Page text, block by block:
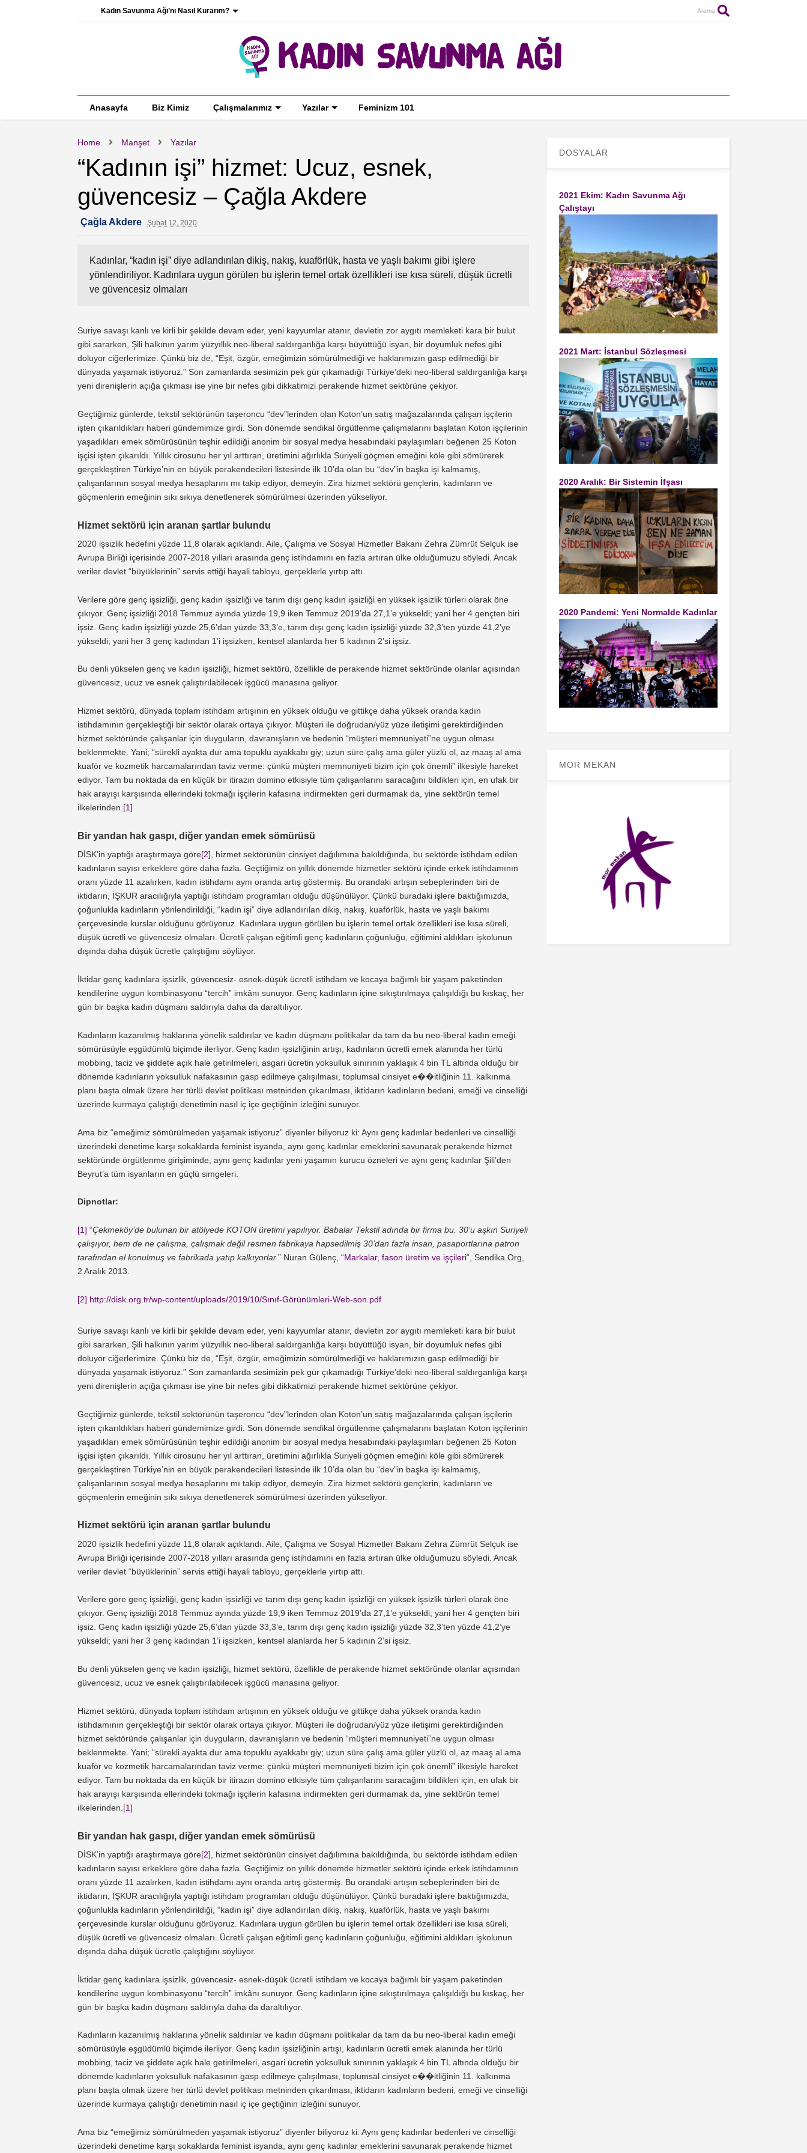
Kadın Savunma Ağı’nı Nasıl Kurarım? Arama
Anasayfa Biz Kimiz Çalışmalarımız Yazılar Feminizm 101
Home Manşet Yazılar
“Kadının işi” hizmet: Ucuz, esnek,
güvencesiz – Çağla Akdere
Çağla Akdere Şubat 12, 2020
Kadınlar, “kadın işi” diye adlandırılan dikiş, nakış, kuaförlük, hasta ve yaşlı bakımı gibi işlere
yönlendiriliyor. Kadınlara uygun görülen bu işlerin temel ortak özellikleri ise kısa süreli, düşük ücretli
ve güvencesiz olmaları
Suriye savaşı kanlı ve kirli bir şekilde devam eder, yeni kayyumlar atanır, devletin zor aygıtı memleketi kara bir bulut
gibi sararken, Şili halkının yarım yüzyıllık neo-liberal saldırganlığa karşı büyüttüğü isyan, bir doyumluk nefes gibi
doluyor ciğerlerimize. Çünkü biz de, “Eşit, özgür, emeğimizin sömürülmediği ve haklarımızın gasp edilmediği bir
dünyada yaşamak istiyoruz.” Son zamanlarda sesimizin pek gür çıkamadığı Türkiye’deki neo-liberal saldırganlığa karşı
yeni direnişlerin açığa çıkması ise yine bir nefes gibi dikkatimizi perakende hizmet sektörüne çekiyor.
Geçtiğimiz günlerde, tekstil sektörünün taşeroncu “dev”lerinden olan Koton’un satış mağazalarında çalışan işçilerin
işten çıkarıldıkları haberi gündemimize girdi. Son dönemde sendikal örgütlenme çalışmalarını başlatan Koton işçilerinin
yaşadıkları emek sömürüsünün teşhir edildiği anonim bir sosyal medya hesabındaki paylaşımları beğenen 25 Koton
işçisi işten çıkarıldı. Yıllık cirosunu her yıl arttıran, üretimini ağırlıkla Suriyeli göçmen emeğini köle gibi sömürerek
gerçekleştiren Türkiye’nin en büyük perakendecileri listesinde ilk 10’da olan bu “dev”in başka işi kalmamış,
çalışanlarının sosyal medya hesaplarını mı takip ediyor, demeyin. Zira hizmet sektörü gençlerin, kadınların ve
göçmenlerin emeğinin sıkı sıkıya denetlenerek sömürülmesi üzerinden yükseliyor.
Hizmet sektörü için aranan şartlar bulundu
2020 işsizlik hedefini yüzde 11,8 olarak açıklandı. Aile, Çalışma ve Sosyal Hizmetler Bakanı Zehra Zümrüt Selçuk ise
Avrupa Birliği içerisinde 2007-2018 yılları arasında genç istihdamını en fazla artıran ülke olduğumuzu söyledi. Ancak
veriler devlet “büyüklerinin” servis ettiği hayali tabloyu, gerçeklerle yırtıp attı.
Verilere göre genç işsizliği, genç kadın işsizliği ve tarım dışı genç kadın işsizliği en yüksek işsizlik türleri olarak öne
çıkıyor. Genç işsizliği 2018 Temmuz ayında yüzde 19,9 iken Temmuz 2019’da 27,1’e yükseldi; yani her 4 gençten biri
işsiz. Genç kadın işsizliği yüzde 25,6’dan yüzde 33,3’e, tarım dışı genç kadın işsizliği yüzde 32,3’ten yüzde 41,2’ye
yükseldi; yani her 3 genç kadından 1’i işsizken, kentsel alanlarda her 5 kadının 2’si işsiz.
Bu denli yükselen genç ve kadın işsizliği, hizmet sektörü, özellikle de perakende hizmet sektöründe olanlar açısından
güvencesiz, ucuz ve esnek çalıştırılabilecek işgücü manasına geliyor.
Hizmet sektörü, dünyada toplam istihdam artışının en yüksek olduğu ve gittikçe daha yüksek oranda kadın
istihdamının gerçekleştiği bir sektör olarak ortaya çıkıyor. Müşteri ile doğrudan/yüz yüze iletişimi gerektirdiğinden
hizmet sektöründe çalışanlar için duyguların, davranışların ve bedenin “müşteri memnuniyeti”ne uygun olması
beklenmekte. Yani; “sürekli ayakta dur ama topuklu ayakkabı giy; uzun süre çalış ama güler yüzlü ol, az maaş al ama
kuaför ve kozmetik harcamalarından taviz verme: çünkü müşteri memnuniyeti bizim için çok önemli” ilkesiyle hareket
ediyor. Tam bu noktada da en küçük bir itirazın domino etkisiyle tüm çalışanlarını saracağını bildikleri için, en ufak bir
hak arayışı karşısında ellerindeki tokmağı işçilerin kafasına indirmekten geri durmamak da, yine sektörün temel
ilkelerinden. [1]
Bir yandan hak gaspı, diğer yandan emek sömürüsü
DİSK’in yaptığı araştırmaya göre[2] , hizmet sektörünün cinsiyet dağılımına bakıldığında, bu sektörde istihdam edilen
kadınların sayısı erkeklere göre daha fazla. Geçtiğimiz on yıllık dönemde hizmetler sektörü içinde erkek istihdamının
oranı yüzde 11 azalırken, kadın istihdamı aynı oranda artış göstermiş. Bu orandaki artışın sebeplerinden biri de
iktidarın, İŞKUR aracılığıyla yaptığı istihdam programları olduğu düşünülüyor. Çünkü buradaki işlere baktığımızda,
çoğunlukla kadınların yönlendirildiği, “kadın işi” diye adlandırılan dikiş, nakış, kuaförlük, hasta ve yaşlı bakımı
çerçevesinde kurslar olduğunu görüyoruz. Kadınlara uygun görülen bu işlerin temel ortak özellikleri ise kısa süreli,
düşük ücretli ve güvencesiz olmaları. Ücretli çalışan eğitimli genç kadınların çoğunluğu, eğitimini aldıkları işkolunun
dışında daha düşük ücretle çalıştığını söylüyor.
İktidar genç kadınlara işsizlik, güvencesiz- esnek-düşük ücretli istihdam ve kocaya bağımlı bir yaşam paketinden
kendilerine uygun kombinasyonu “tercih” imkânı sunuyor. Genç kadınların içine sıkıştırılmaya çalışıldığı bu kıskaç, her
gün bir başka kadın düşmanı saldırıyla daha da daraltılıyor.
Kadınların kazanılmış haklarına yönelik saldırılar ve kadın düşmanı politikalar da tam da bu neo-liberal kadın emeği
sömürüsüyle eşgüdümlü biçimde ilerliyor. Genç kadın işsizliğinin artışı, kadınların ücretli emek alanında her türlü
mobbing, taciz ve şiddete açık hale getirilmeleri, asgari ücretin yoksulluk sınırının yaklaşık 4 bin TL altında olduğu bir
dönemde kadınların yoksulluk nafakasının gasp edilmeye çalışılması, toplumsal cinsiyet e��itliğinin 11. kalkınma
planı başta olmak üzere her türlü devlet politikası metninden çıkarılması, iktidarın kadınların bedeni, emeği ve cinselliği
üzerinde kurmaya çalıştığı denetimin nasıl iç içe geçtiğinin izleğini sunuyor.
Ama biz “emeğimiz sömürülmeden yaşamak istiyoruz” diyenler biliyoruz ki: Aynı genç kadınlar bedenleri ve cinselliği
üzerindeki denetime karşı sokaklarda feminist isyanda, aynı genç kadınlar emeklerini savunarak perakende hizmet
sektöründe örgütlenme girişiminde, aynı genç kadınlar yeni yaşamın kurucu özneleri ve aynı genç kadınlar Şili’den
Beyrut’a tüm isyanların en güçlü simgeleri.
Dipnotlar:
[1] “Çekmeköy’de bulunan bir atölyede KOTON üretimi yapılıyor. Babalar Tekstil adında bir firma bu. 30’u aşkın Suriyeli
çalışıyor, hem de ne çalışma, çalışmak değil resmen fabrikaya hapsedilmiş 30’dan fazla insan, pasaportlarına patron
tarafından el konulmuş ve fabrikada yatıp kalkıyorlar.” Nuran Gülenç, “Markalar, fason üretim ve işçileri“, Sendika.Org,
2 Aralık 2013.
[2] http://disk.org.tr/wp-content/uploads/2019/10/Sınıf-Görünümleri-Web-son.pdf
Suriye savaşı kanlı ve kirli bir şekilde devam eder, yeni kayyumlar atanır, devletin zor aygıtı memleketi kara bir bulut
gibi sararken, Şili halkının yarım yüzyıllık neo-liberal saldırganlığa karşı büyüttüğü isyan, bir doyumluk nefes gibi
doluyor ciğerlerimize. Çünkü biz de, “Eşit, özgür, emeğimizin sömürülmediği ve haklarımızın gasp edilmediği bir
dünyada yaşamak istiyoruz.” Son zamanlarda sesimizin pek gür çıkamadığı Türkiye’deki neo-liberal saldırganlığa karşı
yeni direnişlerin açığa çıkması ise yine bir nefes gibi dikkatimizi perakende hizmet sektörüne çekiyor.
Geçtiğimiz günlerde, tekstil sektörünün taşeroncu “dev”lerinden olan Koton’un satış mağazalarında çalışan işçilerin
işten çıkarıldıkları haberi gündemimize girdi. Son dönemde sendikal örgütlenme çalışmalarını başlatan Koton işçilerinin
yaşadıkları emek sömürüsünün teşhir edildiği anonim bir sosyal medya hesabındaki paylaşımları beğenen 25 Koton
işçisi işten çıkarıldı. Yıllık cirosunu her yıl arttıran, üretimini ağırlıkla Suriyeli göçmen emeğini köle gibi sömürerek
gerçekleştiren Türkiye’nin en büyük perakendecileri listesinde ilk 10’da olan bu “dev”in başka işi kalmamış,
çalışanlarının sosyal medya hesaplarını mı takip ediyor, demeyin. Zira hizmet sektörü gençlerin, kadınların ve
göçmenlerin emeğinin sıkı sıkıya denetlenerek sömürülmesi üzerinden yükseliyor.
Hizmet sektörü için aranan şartlar bulundu
2020 işsizlik hedefini yüzde 11,8 olarak açıklandı. Aile, Çalışma ve Sosyal Hizmetler Bakanı Zehra Zümrüt Selçuk ise
Avrupa Birliği içerisinde 2007-2018 yılları arasında genç istihdamını en fazla artıran ülke olduğumuzu söyledi. Ancak
veriler devlet “büyüklerinin” servis ettiği hayali tabloyu, gerçeklerle yırtıp attı.
Verilere göre genç işsizliği, genç kadın işsizliği ve tarım dışı genç kadın işsizliği en yüksek işsizlik türleri olarak öne
çıkıyor. Genç işsizliği 2018 Temmuz ayında yüzde 19,9 iken Temmuz 2019’da 27,1’e yükseldi; yani her 4 gençten biri
işsiz. Genç kadın işsizliği yüzde 25,6’dan yüzde 33,3’e, tarım dışı genç kadın işsizliği yüzde 32,3’ten yüzde 41,2’ye
yükseldi; yani her 3 genç kadından 1’i işsizken, kentsel alanlarda her 5 kadının 2’si işsiz.
Bu denli yükselen genç ve kadın işsizliği, hizmet sektörü, özellikle de perakende hizmet sektöründe olanlar açısından
güvencesiz, ucuz ve esnek çalıştırılabilecek işgücü manasına geliyor.
Hizmet sektörü, dünyada toplam istihdam artışının en yüksek olduğu ve gittikçe daha yüksek oranda kadın
istihdamının gerçekleştiği bir sektör olarak ortaya çıkıyor. Müşteri ile doğrudan/yüz yüze iletişimi gerektirdiğinden
hizmet sektöründe çalışanlar için duyguların, davranışların ve bedenin “müşteri memnuniyeti”ne uygun olması
beklenmekte. Yani; “sürekli ayakta dur ama topuklu ayakkabı giy; uzun süre çalış ama güler yüzlü ol, az maaş al ama
kuaför ve kozmetik harcamalarından taviz verme: çünkü müşteri memnuniyeti bizim için çok önemli” ilkesiyle hareket
ediyor. Tam bu noktada da en küçük bir itirazın domino etkisiyle tüm çalışanlarını saracağını bildikleri için, en ufak bir
hak arayışı karşısında ellerindeki tokmağı işçilerin kafasına indirmekten geri durmamak da, yine sektörün temel
ilkelerinden. [1]
Bir yandan hak gaspı, diğer yandan emek sömürüsü
DİSK’in yaptığı araştırmaya göre[2] , hizmet sektörünün cinsiyet dağılımına bakıldığında, bu sektörde istihdam edilen
kadınların sayısı erkeklere göre daha fazla. Geçtiğimiz on yıllık dönemde hizmetler sektörü içinde erkek istihdamının
oranı yüzde 11 azalırken, kadın istihdamı aynı oranda artış göstermiş. Bu orandaki artışın sebeplerinden biri de
iktidarın, İŞKUR aracılığıyla yaptığı istihdam programları olduğu düşünülüyor. Çünkü buradaki işlere baktığımızda,
çoğunlukla kadınların yönlendirildiği, “kadın işi” diye adlandırılan dikiş, nakış, kuaförlük, hasta ve yaşlı bakımı
çerçevesinde kurslar olduğunu görüyoruz. Kadınlara uygun görülen bu işlerin temel ortak özellikleri ise kısa süreli,
düşük ücretli ve güvencesiz olmaları. Ücretli çalışan eğitimli genç kadınların çoğunluğu, eğitimini aldıkları işkolunun
dışında daha düşük ücretle çalıştığını söylüyor.
İktidar genç kadınlara işsizlik, güvencesiz- esnek-düşük ücretli istihdam ve kocaya bağımlı bir yaşam paketinden
kendilerine uygun kombinasyonu “tercih” imkânı sunuyor. Genç kadınların içine sıkıştırılmaya çalışıldığı bu kıskaç, her
gün bir başka kadın düşmanı saldırıyla daha da daraltılıyor.
Kadınların kazanılmış haklarına yönelik saldırılar ve kadın düşmanı politikalar da tam da bu neo-liberal kadın emeği
sömürüsüyle eşgüdümlü biçimde ilerliyor. Genç kadın işsizliğinin artışı, kadınların ücretli emek alanında her türlü
mobbing, taciz ve şiddete açık hale getirilmeleri, asgari ücretin yoksulluk sınırının yaklaşık 4 bin TL altında olduğu bir
dönemde kadınların yoksulluk nafakasının gasp edilmeye çalışılması, toplumsal cinsiyet e��itliğinin 11. kalkınma
planı başta olmak üzere her türlü devlet politikası metninden çıkarılması, iktidarın kadınların bedeni, emeği ve cinselliği
üzerinde kurmaya çalıştığı denetimin nasıl iç içe geçtiğinin izleğini sunuyor.
Ama biz “emeğimiz sömürülmeden yaşamak istiyoruz” diyenler biliyoruz ki: Aynı genç kadınlar bedenleri ve cinselliği
üzerindeki denetime karşı sokaklarda feminist isyanda, aynı genç kadınlar emeklerini savunarak perakende hizmet
DOSYALAR
2021 Ekim: Kadın Savunma Ağı
Çalıştayı
2021 Mart: İstanbul Sözleşmesi
2020 Aralık: Bir Sistemin İfşası
2020 Pandemi: Yeni Normalde Kadınlar
MOR MEKAN